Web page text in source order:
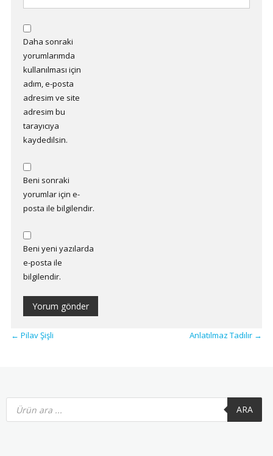
Daha sonraki
yorumlarımda
kullanılması için
adım, e-posta
adresim ve site
adresim bu
tarayıcıya
kaydedilsin.
Beni sonraki
yorumlar için e-
posta ile bilgilendir.
Beni yeni yazılarda
e-posta ile
bilgilendir.
← Pilav Şişli Anlatılmaz Tadılır →
Products
search ARA